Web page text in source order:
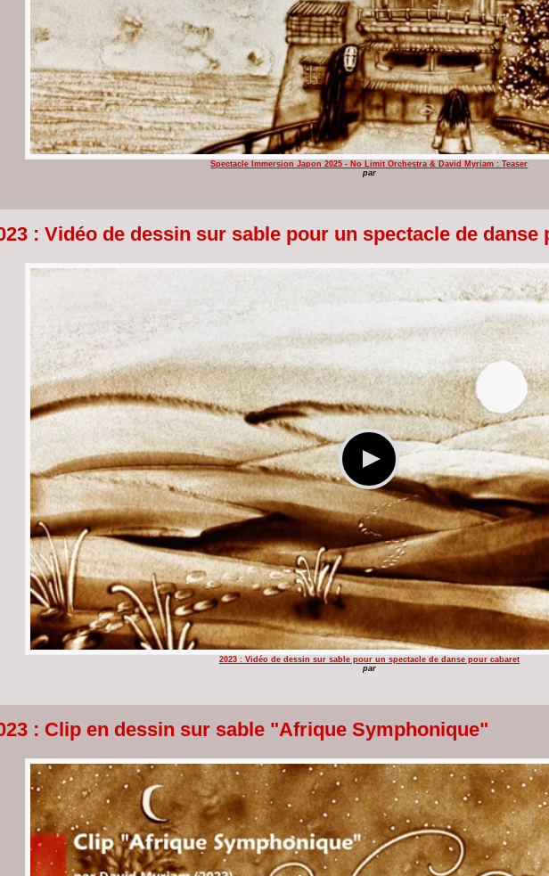
Spectacle Immersion Japon 2025 - No Limit Orchestra & David Myriam : Teaser
par
: Vidéo de dessin sur sable pour un spectacle de danse
2023 : Vidéo de dessin sur sable pour un spectacle de danse pour cabaret
par
: Clip en dessin sur sable "Afrique Symphonique"